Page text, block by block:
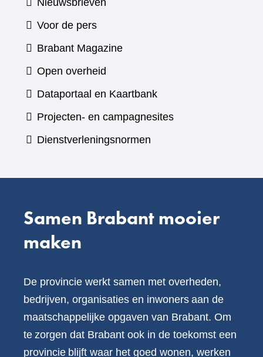
Nieuwsbrieven
Voor de pers
Brabant Magazine(verwijst
andere
website)
Open overheid
Dataportaal en Kaartbank(verwijst
naar
Projecten- en campagnesites
Dienstverleningsnormen
Samen Brabant mooier
maken
De provincie werkt samen met overheden,
bedrijven, organisaties en inwoners aan de
maatschappelijke opgaven van Brabant. Om
te zorgen dat Brabant ook in de toekomst een
provincie blijft waar het goed wonen, werken